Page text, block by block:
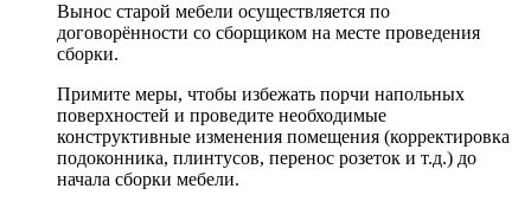
Вынос старой мебели осуществляется по
договорённости со сборщиком на месте проведения
сборки.
Примите меры, чтобы избежать порчи напольных
поверхностей и проведите необходимые
конструктивные изменения помещения (корректировка
подоконника, плинтусов, перенос розеток и т.д.) до
начала сборки мебели.